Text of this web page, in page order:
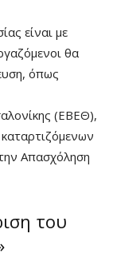
είναι με
θα
όπως
(ΕΒΕΘ),
Απασχόληση
του